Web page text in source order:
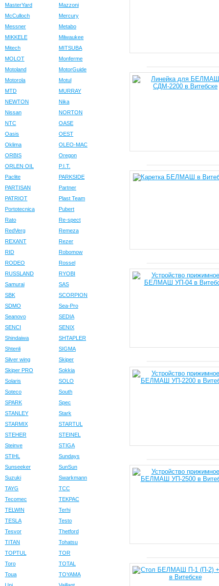
MasterYard
Mazzoni
McCulloch
Mercury
Messner
Metabo
MIKKELE
Milwaukee
Mitech
MITSUBA
MOLOT
Monferme
Motoland
MotorGuide
Motorola
Motul
MTD
MURRAY
NEWTON
Nika
Nissan
NORTON
NTC
OASE
Oasis
OEST
Oklima
OLEO-MAC
ORBIS
Oregon
ORLEN OIL
P.I.T.
Paclite
PARKSIDE
PARTISAN
Partner
PATRIOT
Plast Team
Portotecnica
Pubert
Rato
Re-spect
RedVerg
Remeza
REXANT
Rezer
RID
Robomow
RODEO
Rossel
RUSSLAND
RYOBI
Samurai
SAS
SBK
SCORPION
SDMO
Sea-Pro
Seanovo
SEDIA
SENCI
SENIX
Shindaiwa
SHTAPLER
Shtenli
SIGMA
Silver wing
Skiper
Skiper PRO
Sokkia
Solaris
SOLO
Soteco
South
SPARK
Spec
STANLEY
Stark
STARMIX
STARTUL
STEHER
STEINEL
Steinve
STIGA
STIHL
Sundays
Sunseeker
SunSun
Suzuki
Swarkmann
TAYG
TCC
Tecomec
TEKPAC
TELWIN
Terhi
TESLA
Testo
Tesvor
Thetford
TITAN
Tohatsu
TOPTUL
TOR
Toro
TOTAL
Toua
TOYAMA